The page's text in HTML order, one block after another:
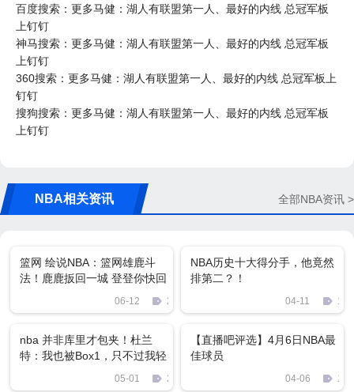
百度搜索：更多马健：湖人有联盟第一人、最好的内线 总冠军板
上钉钉
神马搜索：更多马健：湖人有联盟第一人、最好的内线 总冠军板
上钉钉
360搜索：更多马健：湖人有联盟第一人、最好的内线 总冠军板上
钉钉
搜狗搜索：更多马健：湖人有联盟第一人、最好的内线 总冠军板
上钉钉
NBA相关资讯 全部NBA资讯 >
篮网 绘说NBA：篮网雄鹿斗
法！鹿鹿扳回一城 登登你快回
06-12 2796
NBA历史十大得分手，他竟然
排第二？！
04-11
nba 并非库里才包夹！杜兰
特：我也被Box1，只不过我轻
05-01 2689
【直播吧评选】4月6日NBA最
佳球员
04-06